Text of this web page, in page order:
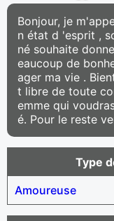
Bonjour, je
n état d 'esprit ,
né souhaite
eaucoup de
ager ma vie .
t libre de toute
emme qui
é. Pour le reste
Type
Amoureuse